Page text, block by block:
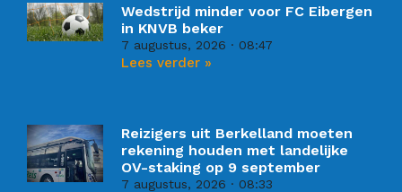
Wedstrijd minder voor FC Eibergen
in KNVB beker
7 augustus, 2026 08:47
Lees verder »
Reizigers uit Berkelland moeten
rekening houden met landelijke
OV-staking op 9 september
7 augustus, 2026 08:33